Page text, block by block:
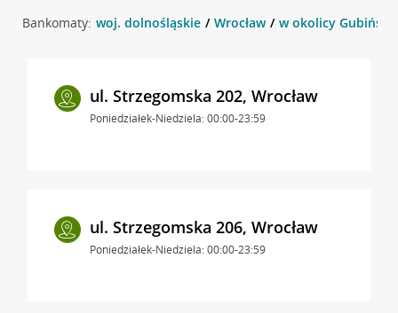
Bankomaty: woj. dolnośląskie Wrocław w okolicy Gubińska
ul. Strzegomska 202, Wrocław
Poniedziałek-Niedziela: 00:00-23:59
ul. Strzegomska 206, Wrocław
Poniedziałek-Niedziela: 00:00-23:59